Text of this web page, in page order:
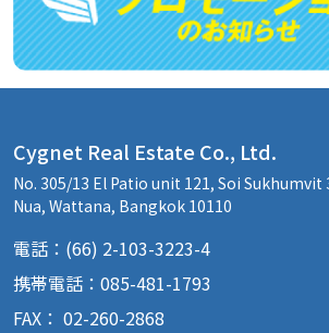
Cygnet Real Estate Co., Ltd.
No. 305/13 El Patio unit 121, Soi
Nua, Wattana, Bangkok 10110
電話：(66) 2-103-3223-4
携帯電話：085-481-1793
FAX： 02-260-2868